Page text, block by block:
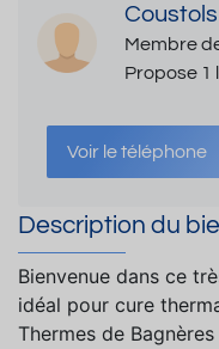
Coustols
Membre
Propose 1
Voir le téléphone
Description du
Bienvenue dans ce
idéal pour cure
Thermes de